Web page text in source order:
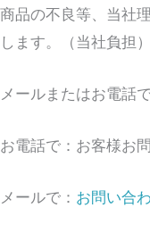
商品の不良等、当社
します。（当社負担）
メールまたはお電話
お電話で：お客様お
メールで： お問い合